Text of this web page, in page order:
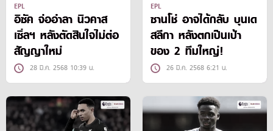
EPL
อิซัค จ่ออำลา นิวคาส
เซิ่ลฯ หลังตัดสินใจไม่ต่อ
สัญญาใหม่
28 มี.ค. 2568 10:39 น.
EPL
ซานโช่ อาจได้กลับ บุนเด
สลีกา หลังตกเป็นเป้า
ของ 2 ทีมใหญ่!
26 มี.ค. 2568 6:21 น.